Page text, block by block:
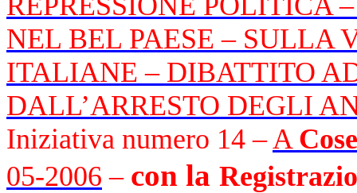
NEL BEL PAESE – SULLA
ITALIANE – DIBATTITO
DALL’ARRESTO DEGLI
Iniziativa numero 14 –A
05-2006 – con la